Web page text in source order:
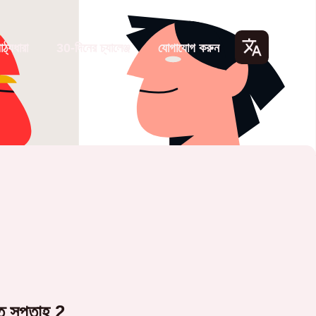
Lang
uage
যোগাযোগ করুন
সপ্তাহ 2